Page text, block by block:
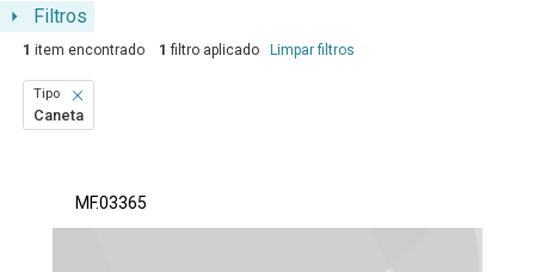
Filtros
1 item encontrado 1 filtro aplicado Limpar filtros
Tipo
Caneta
Resultados da lista de itens
MF.03365